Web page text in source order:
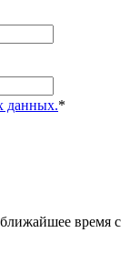
данных.*
время с